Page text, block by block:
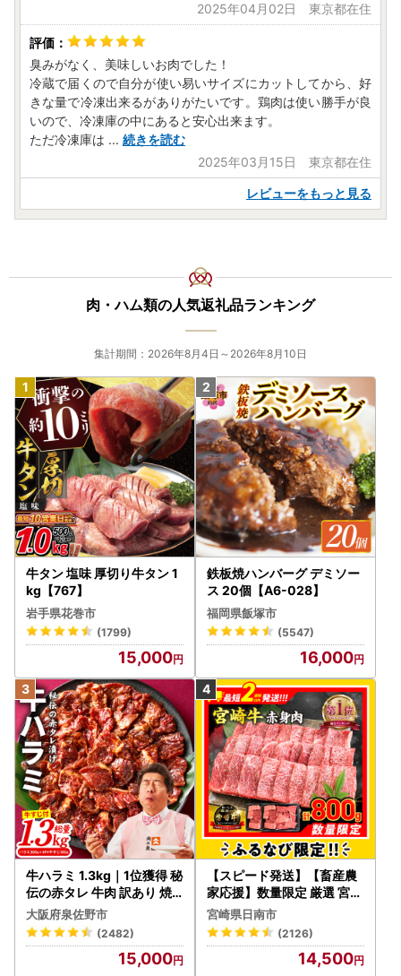
2025年04月02日 東京都在住
臭みがなく、美味しいお肉でした！
冷蔵で届くので自分が使い易いサイズにカットしてから、好
きな量で冷凍出来るがありがたいです。鶏肉は使い勝手が良
いので、冷凍庫の中にあると安心出来ます。
ただ冷凍庫は ... 続きを読む
2025年03月15日 東京都在住
レビューをもっと見る
肉・ハム類の人気返礼品ランキング
集計期間：2026年8月4日～2026年8月10日
牛タン 塩味 厚切り牛タン 1
kg【767】
岩手県花巻市
(1799)
15,000
鉄板焼ハンバーグ デミソー
ス 20個【A6-028】
福岡県飯塚市
(5547)
16,000
牛ハラミ 1.3kg｜1位獲得 秘
伝の赤タレ 牛肉 訳あり 焼
肉 BBQ
大阪府泉佐野市
(2482)
15,000
【スピード発送】【畜産農
家応援】数量限定 厳選 宮崎
牛 赤身 焼肉 計800g FN-Li
mited-PR_BDV5-26-2W
宮崎県日南市
(2126)
14,500